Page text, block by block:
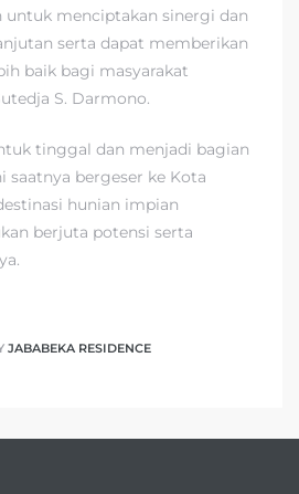
untuk menciptakan sinergi dan
serta dapat memberikan
baik bagi masyarakat
S. Darmono.
tinggal dan menjadi bagian
saatnya bergeser ke Kota
hunian impian
berjuta potensi serta
JABABEKA RESIDENCE